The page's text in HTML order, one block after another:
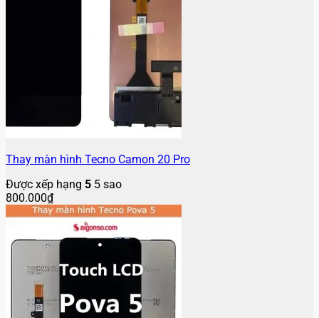
Thay màn hình Tecno Camon 20 Pro
Được xếp hạng 5 5 sao
800.000₫